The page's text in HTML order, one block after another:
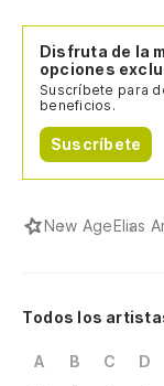
Disfruta de la
opciones
Suscríbete para
beneficios.
Suscríbete
New AgeElias
Todos los
A B C D